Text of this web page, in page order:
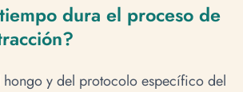
dura el proceso de
hongo y del protocolo específico del